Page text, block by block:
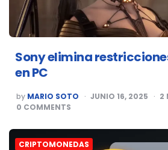
Sony elimina
en PC
POSTED
BY
by MARIO SOTO JUNIO 16, 2025 2
0 COMMENTS
CRIPTOMONEDAS